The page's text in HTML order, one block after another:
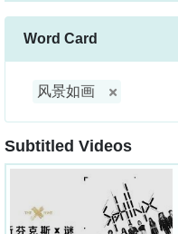
Word Card
风景如画
Subtitled Videos